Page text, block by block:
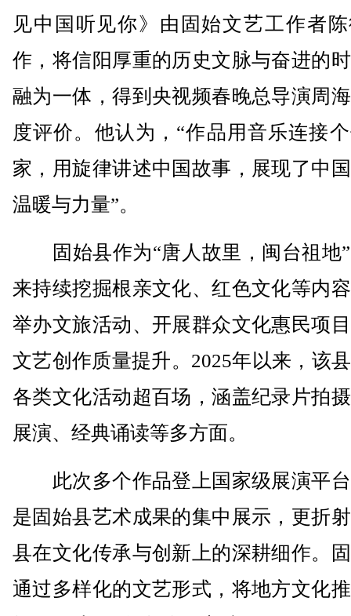
见中国听见你》由固始文艺工作者
作，将信阳厚重的历史文脉与奋进的
融为一体，得到央视频春晚总导演周
度评价。他认为，“作品用音乐连接
家，用旋律讲述中国故事，展现了中
温暖与力量”。
固始县作为“唐人故里，闽台祖地
来持续挖掘根亲文化、红色文化等内
举办文旅活动、开展群众文化惠民项
文艺创作质量提升。2025年以来，该
各类文化活动超百场，涵盖纪录片拍
展演、经典诵读等多方面。
此次多个作品登上国家级展演平
是固始县艺术成果的集中展示，更折
县在文化传承与创新上的深耕细作。
通过多样化的文艺形式，将地方文化